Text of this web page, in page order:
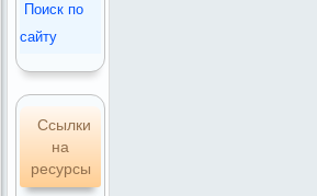
Поиск по
сайту
Ссылки
на
ресурсы